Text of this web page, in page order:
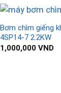
Bơm chìm giếng
4SP14-7 2.2KW
1,000,000 VND